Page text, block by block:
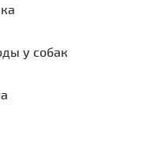
у собак